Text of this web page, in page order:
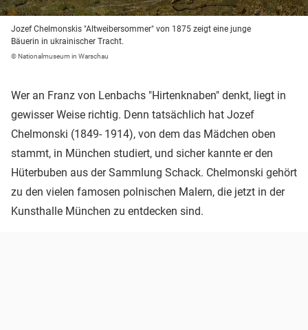
Jozef Chelmonskis "Altweibersommer" von 1875 zeigt eine junge
Bäuerin in ukrainischer Tracht.
© Nationalmuseum in Warschau
Wer an Franz von Lenbachs "Hirtenknaben" denkt, liegt in
gewisser Weise richtig. Denn tatsächlich hat Jozef
Chelmonski (1849- 1914), von dem das Mädchen oben
stammt, in München studiert, und sicher kannte er den
Hüterbuben aus der Sammlung Schack. Chelmonski gehört
zu den vielen famosen polnischen Malern, die jetzt in der
Kunsthalle München zu entdecken sind.